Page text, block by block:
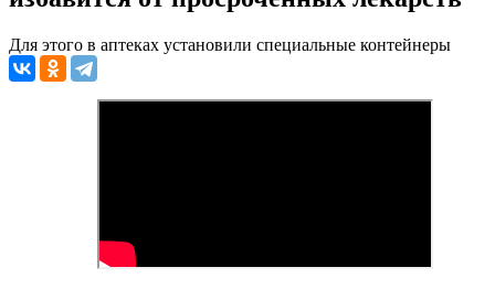
Для этого в аптеках установили специальные контейнеры